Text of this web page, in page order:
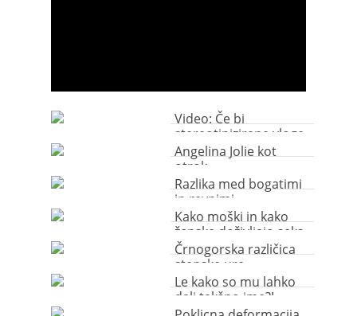
Video: Če bi
stereotipizirane vloge
žensk v oglasih
prevzeli moški…
Angelina Jolie kot
otrok
Razlika med bogatimi
in revnimi
Kako moški in kako
ženske doživljajo seks
Črnogorska različica
stenske ure
Le kako so mu lahko
dali takšno ime?!